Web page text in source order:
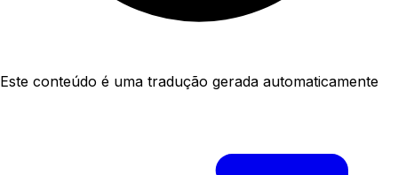
Este conteúdo é uma tradução gerada automaticamente